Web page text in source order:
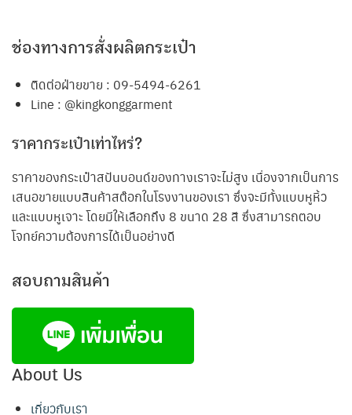
ช่องทางการสั่งผลิตกระเป๋า
ติดต่อฝ่ายขาย : 09-5494-6261
Line : @kingkonggarment
ราคากระเป๋าเท่าไหร่?
ราคาของกระเป๋าสปันบอนด์ของทางเราจะไม่สูง เนื่องจากเป็นการ
เสนอขายแบบสินค้าสต๊อกในโรงงานของเรา ซึ่งจะมีทั้งแบบหูหิ้ว
และแบบหูเจาะ โดยมีให้เลือกถึง 8 ขนาด 28 สี ซึ่งสามารถตอบ
โจทย์ความต้องการได้เป็นอย่างดี
สอบถามสินค้า
About Us
เกี่ยวกับเรา